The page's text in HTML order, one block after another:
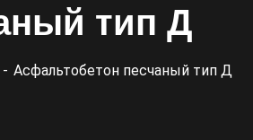
тип Д
Асфальтобетон песчаный тип Д